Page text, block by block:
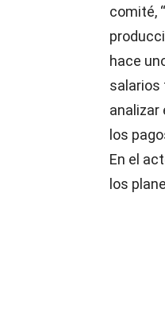
comité,
hace
salarios
analizar
los
En el
los